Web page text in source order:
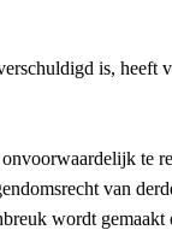
is, heeft
te
van
wordt gemaakt